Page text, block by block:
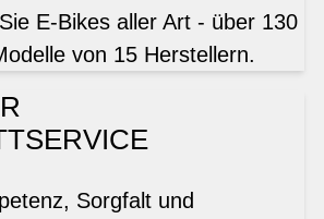
E-Bikes aller Art - über 130
von 15 Herstellern.
Sorgfalt und